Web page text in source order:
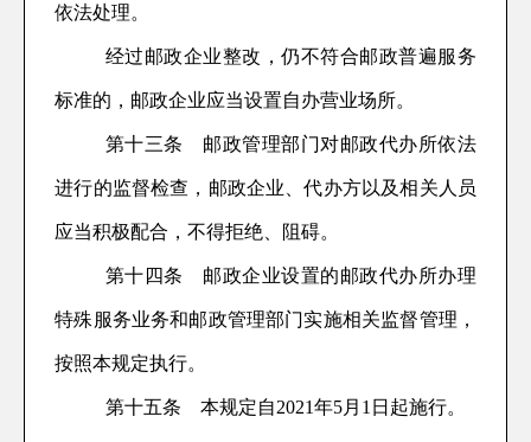
依法处理。
经过邮政企业整改 ，仍不符合邮政普遍服务
标准的， 邮政企业应当设置自办营业场所。
第十三条 邮政管理部门对邮政代办所依法
进行的监督检查 ， 邮政企业、代办方以及相关人员
应当积极配合，不得拒绝、阻碍。
第十 四条 邮政企业设置的邮政代办所办理
特殊服务业务和邮政管理部门实施相关监督管理，
按照本规定执行。
第十五条 本规定自2021年5月1日起施行。